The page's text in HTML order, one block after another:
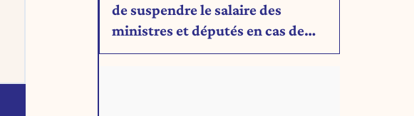
de suspendre le salaire des
ministres et députés en cas de
déficit budgétaire